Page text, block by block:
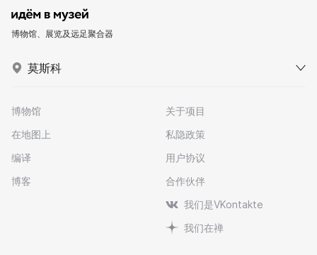
博物馆、展览及远足聚合器
莫斯科
博物馆
在地图上
编译
博客
关于项目
私隐政策
用户协议
合作伙伴
我们是VKontakte
我们在禅